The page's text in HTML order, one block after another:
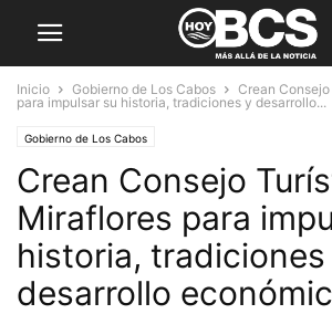
Inicio Gobierno de Los Cabos
Crean
para impulsar su historia, tradiciones y desarrollo...
Gobierno de Los Cabos
Crean Consejo
Miraflores para
historia, tradiciones
desarrollo